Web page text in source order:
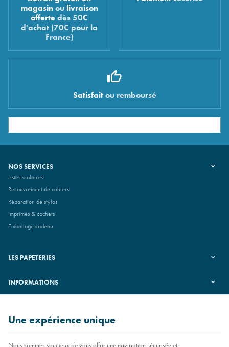
magasinou livraison
offerte dès 50€
d'achat (70€ pour la
France)
Satisfaitou remboursé
NOS SERVICES
Listes scolaires
Recouvrement de cahiers
Réparation de stylos
Imprimés & cachets
Emballage cadeau
LES PAPETERIES
INFORMATIONS
Une expérience unique
Nous sommes soucieux de vous offrir une navigation sécurisée et